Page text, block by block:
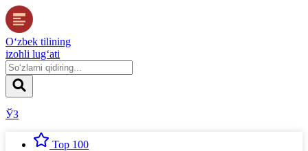
O‘zbek tilining
izohli lug‘ati
ЎЗ
Top 100